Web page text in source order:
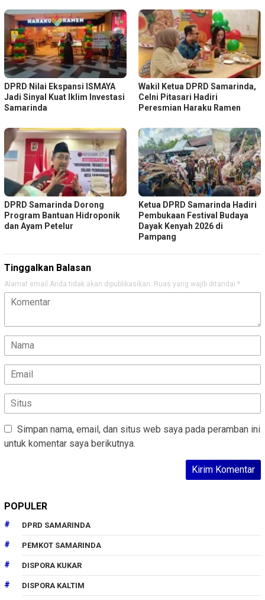
DPRD Nilai Ekspansi ISMAYA
Jadi Sinyal Kuat Iklim Investasi
Samarinda
Wakil Ketua DPRD Samarinda,
Celni Pitasari Hadiri
Peresmian Haraku Ramen
DPRD Samarinda Dorong
Program Bantuan Hidroponik
dan Ayam Petelur
Ketua DPRD Samarinda Hadiri
Pembukaan Festival Budaya
Dayak Kenyah 2026 di
Pampang
Tinggalkan Balasan
Alamat email Anda tidak akan dipublikasikan. Ruas yang wajib ditandai *
Simpan nama, email, dan situs web saya pada peramban ini
untuk komentar saya berikutnya.
POPULER
DPRD SAMARINDA
PEMKOT SAMARINDA
DISPORA KUKAR
DISPORA KALTIM